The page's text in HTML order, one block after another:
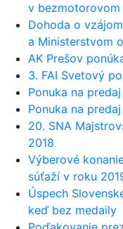
v bezmotorovom
Dohoda o
a Ministerstvom
AK Prešov
3. FAI Svetový
Ponuka na
Ponuka na
20. SNA
2018
Výberové
súťaží v roku
Úspech
keď bez medaily